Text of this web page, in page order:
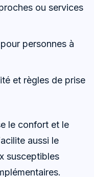
ou services
personnes à
et règles de prise
le confort et le
aussi le
susceptibles